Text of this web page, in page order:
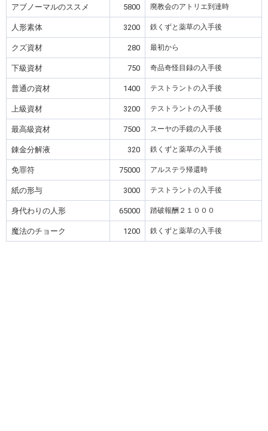
アブノーマルのススメ 5800 廃教会のアトリエ到達時
人形素体 3200 鉄くずと薬草の入手後
クズ資材 280 最初から
下級資材 750 奇品奇怪目録の入手後
普通の資材 1400 テストラントの入手後
上級資材 3200 テストラントの入手後
最高級資材 7500 スーヤの手鏡の入手後
錬金分解液 320 鉄くずと薬草の入手後
免罪符 75000 アルステラ帰還時
紙の形与 3000 テストラントの入手後
身代わりの人形 65000 踏破報酬２１０００
魔法のチョーク 1200 鉄くずと薬草の入手後